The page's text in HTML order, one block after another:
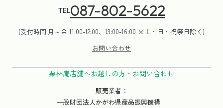
TEL087-802-5622
(受付時間:月～金 11:00-12:00、13:00-16:00 ※土・日・祝祭日除く)
お問い合わせ
栗林庵店舗へお越しの方・お問い合わせ
販売業者：
一般財団法人かがわ県産品振興機構